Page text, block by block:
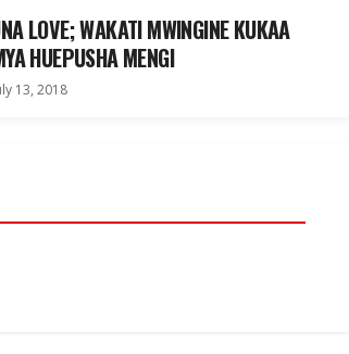
LOVE; WAKATI MWINGINE KUKAA
HUEPUSHA MENGI
13, 2018